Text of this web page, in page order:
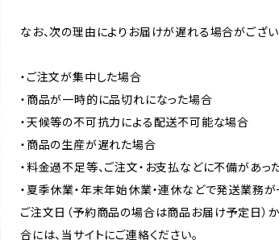
なお、次の理由によりお届けが遅れる場合がござい
・ご注文が集中した場合
・商品が一時的に品切れになった場合
・天候等の不可抗力による配送不可能な場合
・商品の生産が遅れた場合
・料金過不足等、ご注文・お支払などに不備があっ
・夏季休業・年末年始休業・連休などで発送業務
ご注文日（予約商品の場合は商品お届け予定日）
合には、当サイトにご連絡ください。